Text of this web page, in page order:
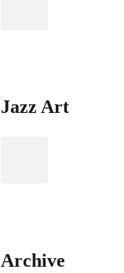
Jazz Art
Archive